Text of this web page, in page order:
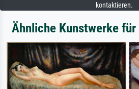
kontaktieren.
Ähnliche Kunstwerke